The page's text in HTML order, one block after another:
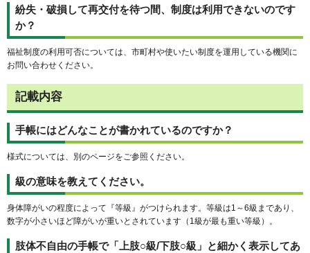
紛失・破損して再交付を待つ間、制度は利用できないのです
か？
福祉制度の利用可否については、市町村や使いたい制度を運用している機関に
お問い合わせください。
記載内容
手帳にはどんなことが書かれているのですか？
様式については、別のページをご参照ください。
級の意味を教えてください。
身体障がいの程度によって『等級』がつけられます。等級は1～6級まであり、
数字が小さいほど障がいが重いとされています（1級が最も重い等級）。
肢体不自由の手帳で「上肢○級/下肢○級」と細かく表示してあ